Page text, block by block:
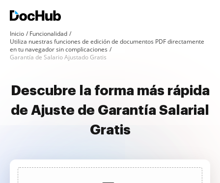
Inicio
Funcionalidad
Utiliza nuestras funciones de edición de documentos PDF directamente
en tu navegador sin complicaciones
Garantía de Salario Ajustado Gratis
Descubre la forma más rápida
de Ajuste de Garantía Salarial
Gratis